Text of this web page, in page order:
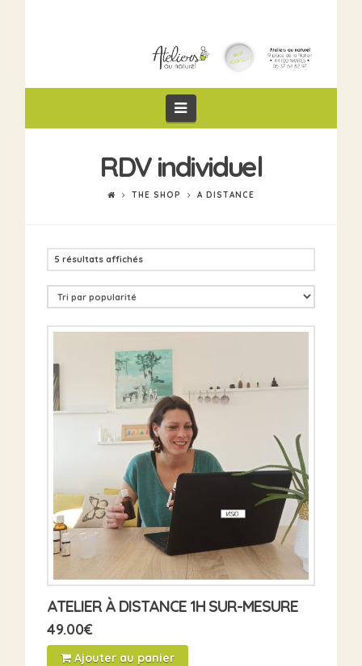
Navigation
RDV individuel
THE SHOP A DISTANCE
5 résultats affichés
ATELIER À DISTANCE 1H SUR-MESURE
49.00€
Ajouter au panier